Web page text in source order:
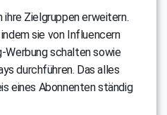
ihre Zielgruppen erweitern.
sie von Influencern
Werbung schalten sowie
durchführen. Das alles
eines Abonnenten ständig